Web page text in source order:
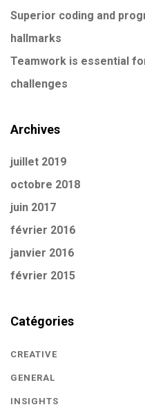
Superior coding and
hallmarks
Teamwork is essential
challenges
Archives
juillet 2019
octobre 2018
juin 2017
février 2016
janvier 2016
février 2015
Catégories
CREATIVE
GENERAL
INSIGHTS